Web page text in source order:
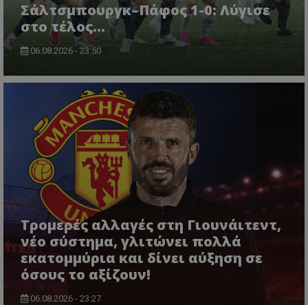
Σάλτσμπουργκ–Πάφος 1-0: Λύγισε
στο τέλος...
06.08.2026 - 23:50
Τρομερές αλλαγές στη Γιουνάιτεντ,
νέο σύστημα, γλιτώνει πολλά
εκατομμύρια και δίνει αύξηση σε
όσους το αξίζουν!
06.08.2026 - 23:27